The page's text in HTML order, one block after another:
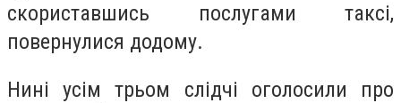
скориставшись послугами таксі,
повернулися додому.
Нині усім трьом слідчі оголосили про